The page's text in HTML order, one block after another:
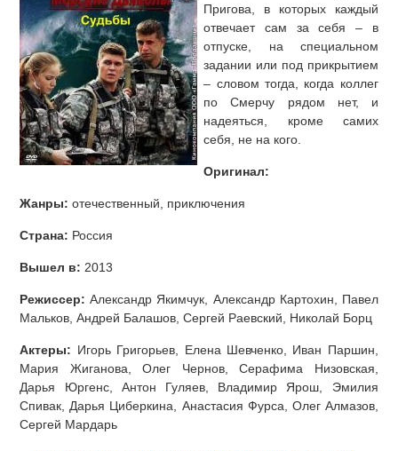
Пригова, в которых каждый
отвечает сам за себя – в
отпуске, на специальном
задании или под прикрытием
– словом тогда, когда коллег
по Смерчу рядом нет, и
надеяться, кроме самих
себя, не на кого.
Оригинал:
Жанры: отечественный, приключения
Страна: Россия
Вышел в: 2013
Режиссер: Александр Якимчук, Александр Картохин, Павел
Мальков, Андрей Балашов, Сергей Раевский, Николай Борц
Актеры: Игорь Григорьев, Елена Шевченко, Иван Паршин,
Мария Жиганова, Олег Чернов, Серафима Низовская,
Дарья Юргенс, Антон Гуляев, Владимир Ярош, Эмилия
Спивак, Дарья Циберкина, Анастасия Фурса, Олег Алмазов,
Сергей Мардарь